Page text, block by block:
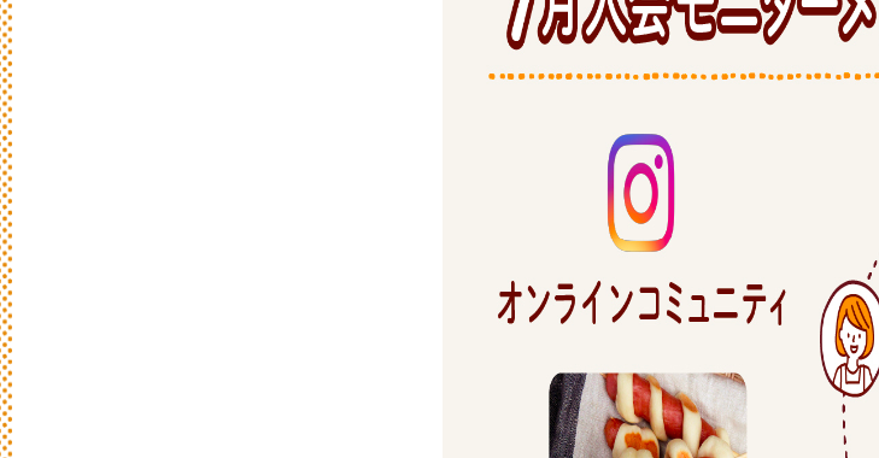
日々のパンの想いや出張パン教室の活動について。 代表の吉永麻衣子と書籍の紹介。